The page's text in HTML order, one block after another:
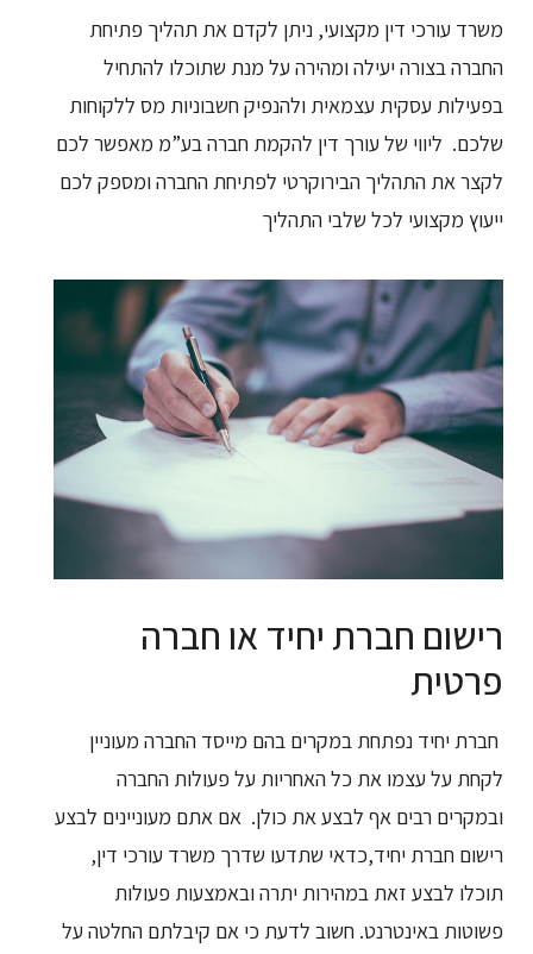
משרד עורכי דין מקצועי, ניתן לקדם את תהליך פתיחת
החברה בצורה יעילה ומהירה על מנת שתוכלו להתחיל
בפעילות עסקית עצמאית ולהנפיק חשבוניות מס ללקוחות
שלכם. ליווי של עורך דין להקמת חברה בע”מ מאפשר לכם
לקצר את התהליך הבירוקרטי לפתיחת החברה ומספק לכם
ייעוץ מקצועי לכל שלבי התהליך
רישום חברת יחיד או חברה
פרטית
חברת יחיד נפתחת במקרים בהם מייסד החברה מעוניין
לקחת על עצמו את כל האחריות על פעולות החברה
ובמקרים רבים אף לבצע את כולן. אם אתם מעוניינים לבצע
רישום חברת יחיד,כדאי שתדעו שדרך משרד עורכי דין,
תוכלו לבצע זאת במהירות יתרה ובאמצעות פעולות
פשוטות באינטרנט. חשוב לדעת כי אם קיבלתם החלטה על